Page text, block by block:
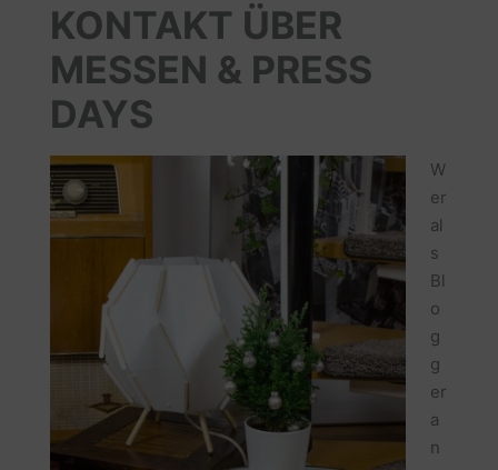
KONTAKT ÜBER
MESSEN & PRESS
DAYS
W
er
al
s
Bl
o
g
g
er
a
n